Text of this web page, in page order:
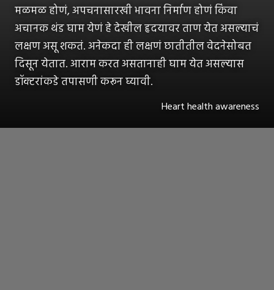
मळमळ होणं, अपचनासारखी भावना निर्माण होणं किंवा
अचानक थंड घाम येणं हे देखील हृदयावर ताण येत असल्याचं
लक्षण असू शकतं. अनेकदा ही लक्षणं छातीतील वेदनेसोबत
दिसून येतात. आराम करत असतानाही घाम येत असल्यास
डॉक्टरांकडे तपासणी करून घ्यावी.
Heart health awareness